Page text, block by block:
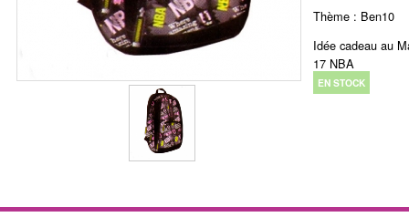
Thème : Ben10
Idée cadeau au
17 NBA
EN STOCK